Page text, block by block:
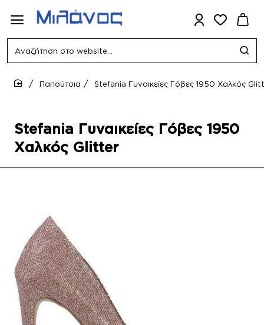
Αναζήτηση
website...
Stefania Γυναικείες Γόβες 1950
Χαλκός Glitter
Παπούτσια Stefania Γυναικείες Γόβες 1950 Χαλκός